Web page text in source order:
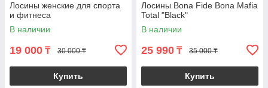
Лосины женские для спорта
и фитнеса
В наличии
19 000 ₸ 30 000 ₸
Купить
Лосины Вona Fide Bona Mafia
Total "Black"
В наличии
25 990 ₸ 35 000 ₸
Купить